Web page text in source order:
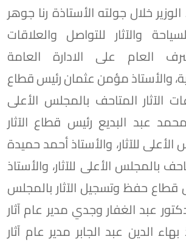
خلال جولته الأستاذة رنا جوهر
والآثار للتواصل والعلاقات
العام على الادارة العامة
والأستاذ مؤمن عثمان رئيس قطاع
الآثار المتاحف بالمجلس الأعلى
محمد عبد البديع رئيس قطاع الآثار
للآثار، والأستاذ أحمد حميدة
بالمجلس الأعلى للآثار، والأستاذ
حفظ وتسجيل الآثار بالمجلس
عبد الغفار وجدي مدير عام آثار
بهاء الدين عبد الجابر مدير عام آثار